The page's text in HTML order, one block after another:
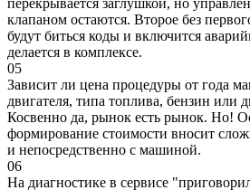
клапаном остаются. Второе без
будут биться коды и включится
делается в комплексе.
05
Зависит ли цена процедуры от года
двигателя, типа топлива, бензин или
Косвенно да, рынок есть рынок. Но!
формирование стоимости вносит
и непосредственно с машиной.
06
На диагностике в сервисе